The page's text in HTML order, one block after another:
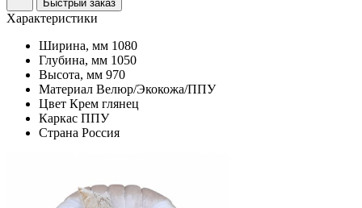
Быстрый заказ
Характеристики
Ширина, мм 1080
Глубина, мм 1050
Высота, мм 970
Материал Велюр/Экокожа/ППУ
Цвет Крем глянец
Каркас ППУ
Страна Россия